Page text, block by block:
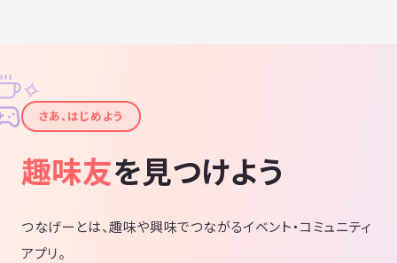
✦
✧
さあ、はじめよう
趣味友を見つけよう
つなげーとは、趣味や興味でつながるイベント・コミュニティ
アプリ。